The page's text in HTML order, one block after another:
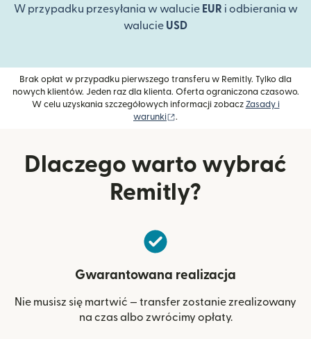
W przypadku przesyłania w walucie EUR i odbierania w
walucie USD
Brak opłat w przypadku pierwszego transferu w Remitly. Tylko dla
nowych klientów. Jeden raz dla klienta. Oferta ograniczona czasowo.
W celu uzyskania szczegółowych informacji zobacz Zasady i
warunki
.
Dlaczego warto wybrać
Remitly?
Gwarantowana realizacja
Nie musisz się martwić — transfer zostanie zrealizowany
na czas albo zwrócimy opłaty.